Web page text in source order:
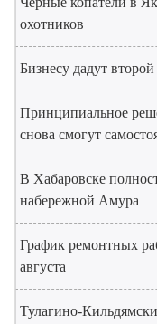
охотников
Бизнесу дадут
Принципиальное
снова смогут
В Хабаровске
набережной Амура
График ремонтных
августа
Тулагино-